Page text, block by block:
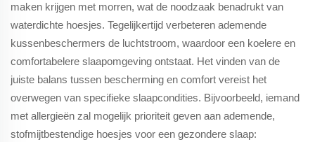
maken krijgen met morren, wat de noodzaak benadrukt van
waterdichte hoesjes. Tegelijkertijd verbeteren ademende
kussenbeschermers de luchtstroom, waardoor een koelere en
comfortabelere slaapomgeving ontstaat. Het vinden van de
juiste balans tussen bescherming en comfort vereist het
overwegen van specifieke slaapcondities. Bijvoorbeeld, iemand
met allergieën zal mogelijk prioriteit geven aan ademende,
stofmijtbestendige hoesjes voor een gezondere slaap: